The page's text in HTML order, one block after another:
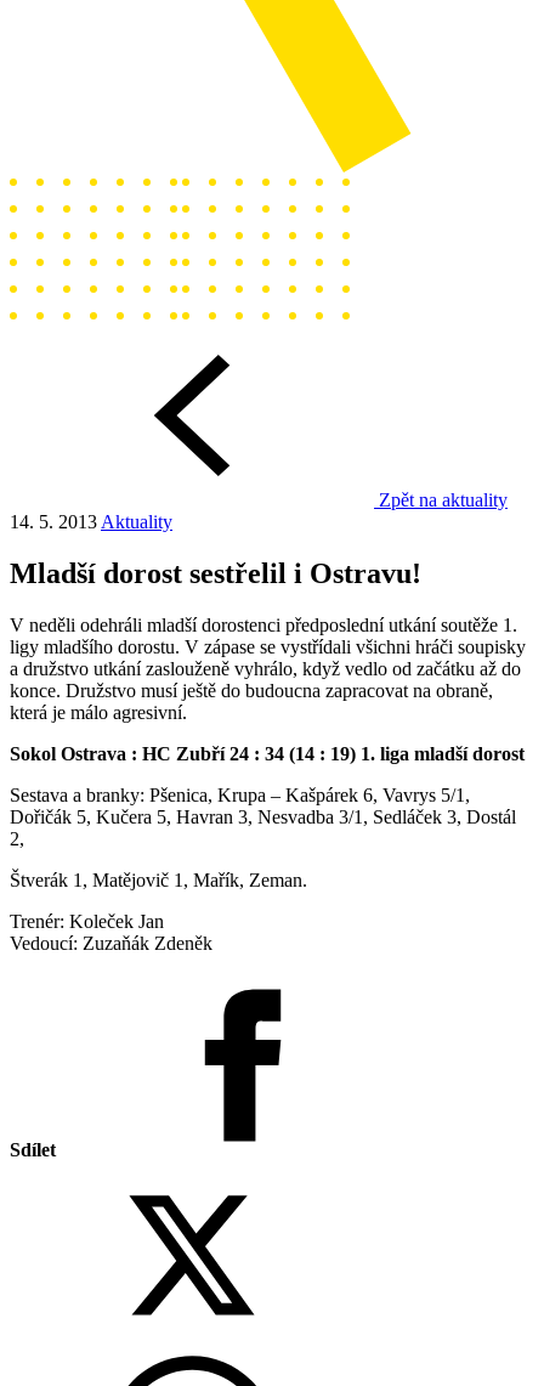
Zpět na aktuality
14. 5. 2013 Aktuality
Mladší dorost sestřelil i Ostravu!
V neděli odehráli mladší dorostenci předposlední utkání soutěže 1.
ligy mladšího dorostu. V zápase se vystřídali všichni hráči soupisky
a družstvo utkání zaslouženě vyhrálo, když vedlo od začátku až do
konce. Družstvo musí ještě do budoucna zapracovat na obraně,
která je málo agresivní.
Sokol Ostrava : HC Zubří 24 : 34 (14 : 19) 1. liga mladší dorost
Sestava a branky: Pšenica, Krupa – Kašpárek 6, Vavrys 5/1,
Dořičák 5, Kučera 5, Havran 3, Nesvadba 3/1, Sedláček 3, Dostál
2,
Štverák 1, Matějovič 1, Mařík, Zeman.
Trenér: Koleček Jan
Vedoucí: Zuzaňák Zdeněk
Sdílet